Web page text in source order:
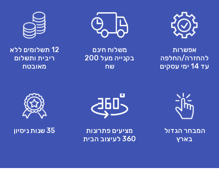
אפשרות
להחזרה/החלפה
עד 14 ימי עסקים
משלוח חינם
בקנייה מעל 200
שח
12 תשלומים ללא
ריבית ותשלום
מאובטח
המבחר הגדול
בארץ
מציעים פתרונות
360 לעיצוב הבית
35 שנות ניסיון